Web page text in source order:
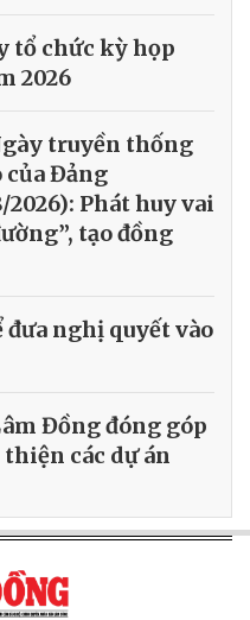
tổ chức kỳ họp
2026
truyền thống
của Đảng
2026): Phát huy vai
tạo đồng
nghị quyết vào
Đồng đóng góp
các dự án